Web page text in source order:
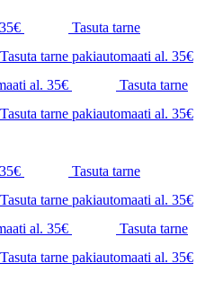
Tasuta tarne
Tasuta tarne pakiautomaati al. 35€
al. 35€
Tasuta tarne
Tasuta tarne pakiautomaati al. 35€
Tasuta tarne
Tasuta tarne pakiautomaati al. 35€
al. 35€
Tasuta tarne
Tasuta tarne pakiautomaati al. 35€